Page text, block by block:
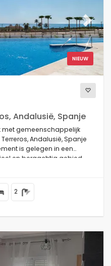
NIEUW
Next
Andalusië, Spanje
met gemeenschappelijk
Andalusië, Spanje
is gelegen in een
en bergachtig gebied,
m van het strand.
2